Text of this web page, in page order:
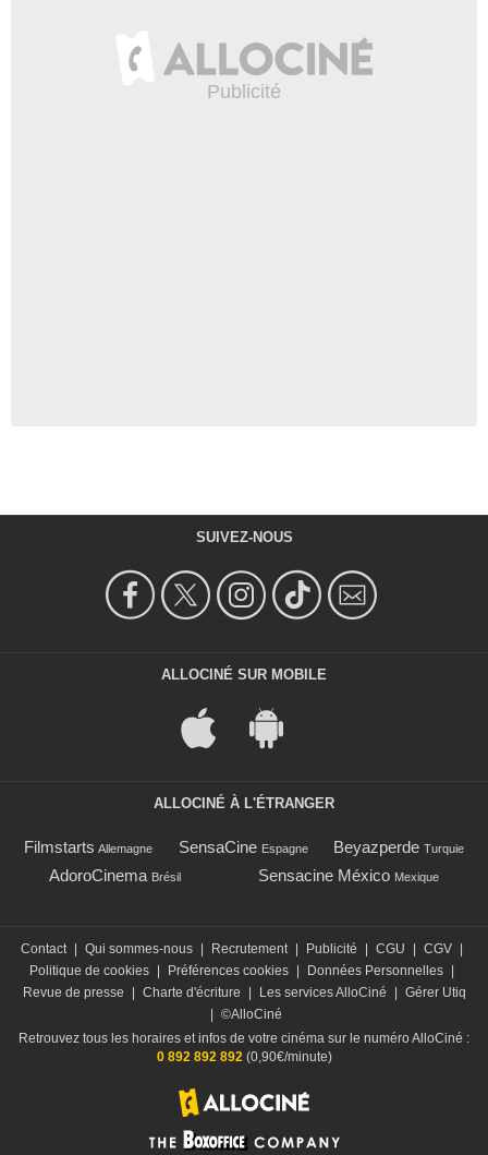
SUIVEZ-NOUS
ALLOCINÉ SUR MOBILE
ALLOCINÉ À L'ÉTRANGER
Filmstarts Allemagne SensaCine Espagne Beyazperde Turquie
AdoroCinema Brésil Sensacine México Mexique
Contact Qui sommes-nous Recrutement Publicité CGU CGV
Politique de cookies
Préférences cookies Données Personnelles
Revue de presse
Charte d'écriture Les services AlloCiné
Gérer Utiq
©AlloCiné
Retrouvez tous les horaires et infos de votre cinéma sur le numéro AlloCiné :
0 892 892 892(0,90€/minute)